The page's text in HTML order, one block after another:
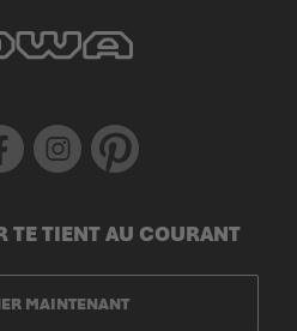
Instagram Pinterest
TE TIENT AU COURANT
MAINTENANT